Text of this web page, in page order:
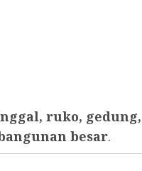
ruko, gedung,
besar.